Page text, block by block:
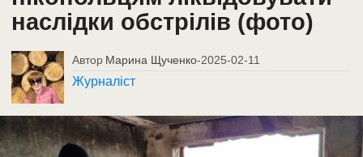
наслідки обстрілів (фото)
Автор Марина Щученко-2025-02-11
Журналіст